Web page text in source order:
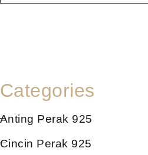
Categories
Anting Perak 925
Cincin Perak 925